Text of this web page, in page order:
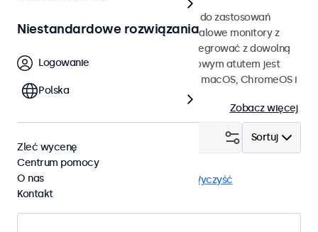
Ekrany dotykowe 22 cali przeznaczone do zastosowań
profesjonalnych i ciągłej pracy. Te 22-calowe monitory z
ekranem dotykowym można łatwo zintegrować z dowolną
aplikacją i środowiskiem, a ich dodatkowym atutem jest
kompatybilność z systemami Windows, macOS, ChromeOS i
Linux.
Zobacz więcej
Sortuj
RCA Wyczyść
Niestandardowe rozwiązania
Logowanie
Polska
Zleć wycenę
Centrum pomocy
O nas
Kontakt